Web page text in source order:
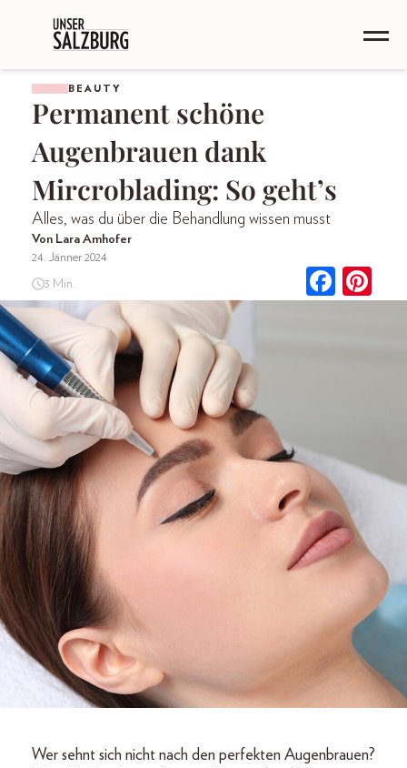
BEAUTY
Permanent schöne
Augenbrauen dank
Mircroblading: So geht’s
Alles, was du über die Behandlung wissen musst
Von Lara Amhofer
24. Jänner 2024
3 Min.
Wer sehnt sich nicht nach den perfekten Augenbrauen?